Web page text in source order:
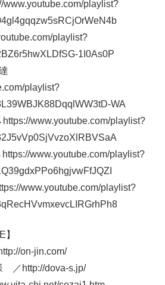
playlist?
playlist?
1I0As0P
playlist?
WA
www.youtube.com/playlist?
www.youtube.com/playlist?
www.youtube.com/playlist?
】
on-jin.com/
／http://dova-s.jp/